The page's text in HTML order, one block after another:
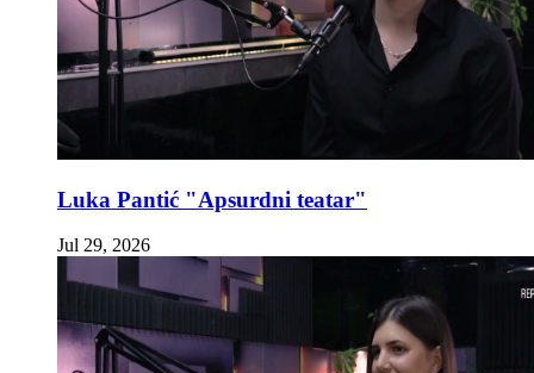
Luka Pantić "Apsurdni teatar"
Jul 29, 2026